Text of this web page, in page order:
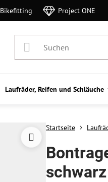
Bikefitting Project ONE
Laufräder, Reifen und Schläuche
Startseite
schwarz